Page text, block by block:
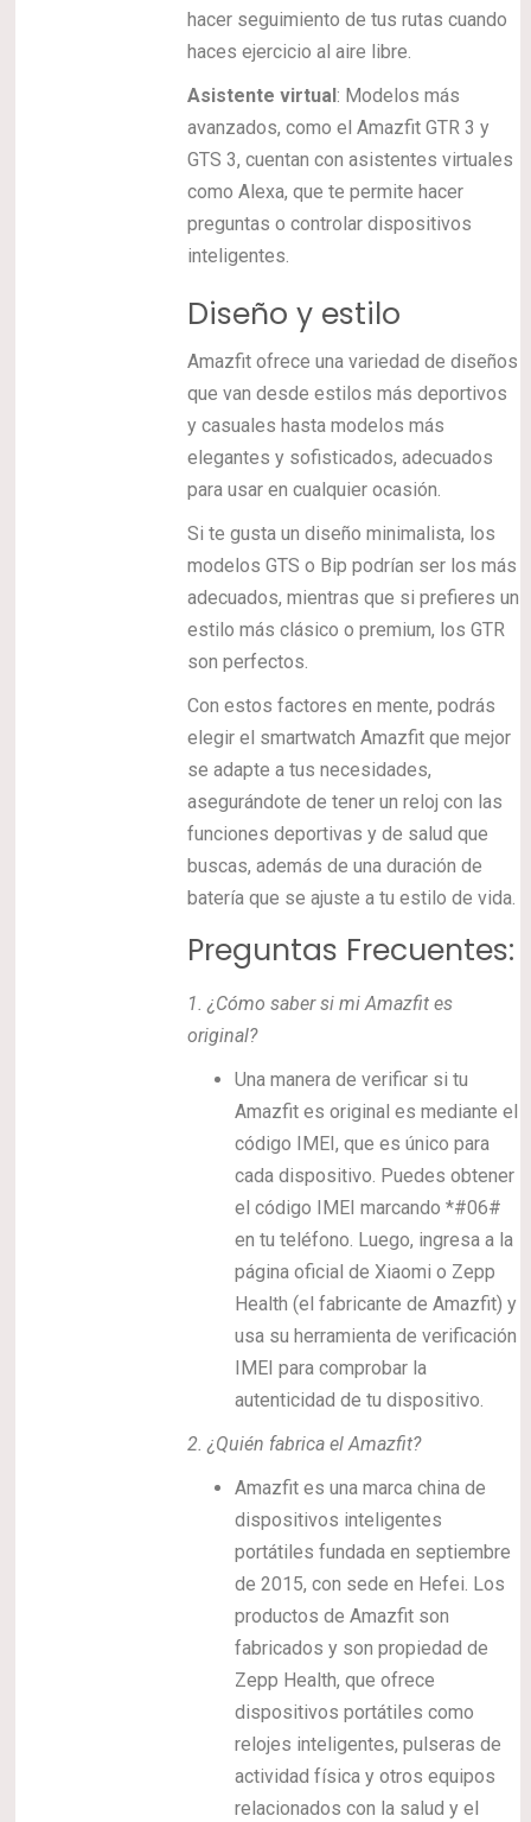
hacer seguimiento de tus rutas cuando
haces ejercicio al aire libre.
Asistente virtual: Modelos más
avanzados, como el Amazfit GTR 3 y
GTS 3, cuentan con asistentes virtuales
como Alexa, que te permite hacer
preguntas o controlar dispositivos
inteligentes.
Diseño y estilo
Amazfit ofrece una variedad de diseños
que van desde estilos más deportivos
y casuales hasta modelos más
elegantes y sofisticados, adecuados
para usar en cualquier ocasión.
Si te gusta un diseño minimalista, los
modelos GTS o Bip podrían ser los más
adecuados, mientras que si prefieres un
estilo más clásico o premium, los GTR
son perfectos.
Con estos factores en mente, podrás
elegir el smartwatch Amazfit que mejor
se adapte a tus necesidades,
asegurándote de tener un reloj con las
funciones deportivas y de salud que
buscas, además de una duración de
batería que se ajuste a tu estilo de vida.
Preguntas Frecuentes:
1.¿Cómo saber si mi Amazfit es
original?
Una manera de verificar si tu
Amazfit es original es mediante el
código IMEI, que es único para
cada dispositivo. Puedes obtener
el código IMEI marcando *#06#
en tu teléfono. Luego, ingresa a la
página oficial de Xiaomi o Zepp
Health (el fabricante de Amazfit) y
usa su herramienta de verificación
IMEI para comprobar la
autenticidad de tu dispositivo.
2.¿Quién fabrica el Amazfit?
Amazfit es una marca china de
dispositivos inteligentes
portátiles fundada en septiembre
de 2015, con sede en Hefei. Los
productos de Amazfit son
fabricados y son propiedad de
Zepp Health, que ofrece
dispositivos portátiles como
relojes inteligentes, pulseras de
actividad física y otros equipos
relacionados con la salud y el